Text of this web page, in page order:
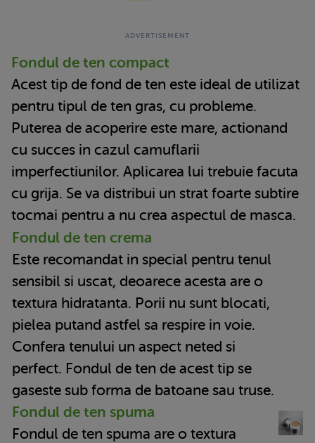
Fondul de ten compact
Acest tip de fond de ten este ideal de utilizat
pentru tipul de ten gras, cu probleme.
Puterea de acoperire este mare, actionand
cu succes in cazul camuflarii
imperfectiunilor. Aplicarea lui trebuie facuta
cu grija. Se va distribui un strat foarte subtire
tocmai pentru a nu crea aspectul de masca.
Fondul de ten crema
Este recomandat in special pentru tenul
sensibil si uscat, deoarece acesta are o
textura hidratanta. Porii nu sunt blocati,
pielea putand astfel sa respire in voie.
Confera tenului un aspect neted si
perfect. Fondul de ten de acest tip se
gaseste sub forma de batoane sau truse.
Fondul de ten spuma
Fondul de ten spuma are o textura